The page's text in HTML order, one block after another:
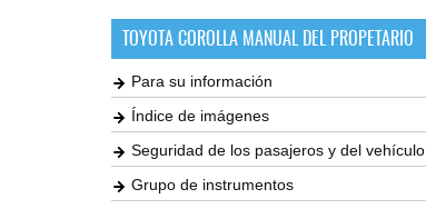
TOYOTA COROLLA MANUAL DEL PROPETARIO
Para su información
Índice de imágenes
Seguridad de los pasajeros y del vehículo
Grupo de instrumentos